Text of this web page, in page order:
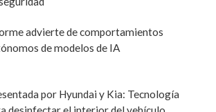
advierte de comportamientos
de modelos de IA
por Hyundai y Kia: Tecnología